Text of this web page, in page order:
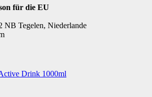
für die EU
NB Tegelen, Niederlande